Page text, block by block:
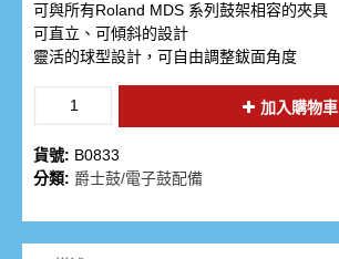
可與所有Roland MDS 系列鼓架相容的夾具
可直立、可傾斜的設計
靈活的球型設計，可自由調整鈸面角度
加入購物車
貨號: B0833
分類: 爵士鼓/電子鼓配備